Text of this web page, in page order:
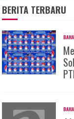
BERITA TERBARU